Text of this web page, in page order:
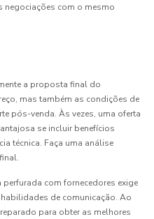
negociações com o mesmo
a proposta final do
mas também as condições de
pós-venda. Às vezes, uma oferta
se incluir benefícios
técnica. Faça uma análise
com fornecedores exige
de comunicação. Ao
para obter as melhores